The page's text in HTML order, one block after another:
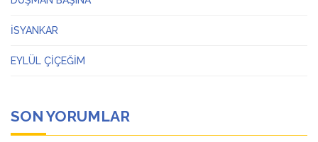
İSYANKAR
EYLÜL ÇİÇEĞİM
SON YORUMLAR